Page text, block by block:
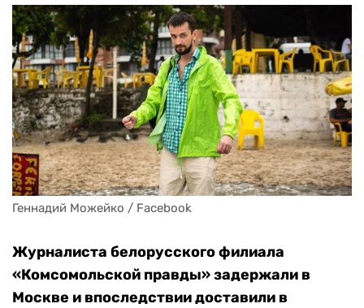
Геннадий Можейко / Facebook
Журналиста белорусского филиала
«Комсомольской правды» задержали в
Москве и впоследствии доставили в